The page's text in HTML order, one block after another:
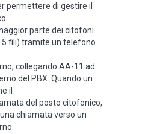
permettere di gestire il
parte dei citofoni
5 fili) tramite un telefono
collegando AA-11 ad
del PBX. Quando un
il
del posto citofonico,
chiamata verso un